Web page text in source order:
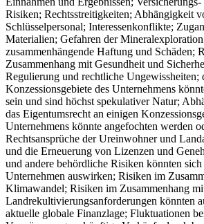
Risiken; Rechtsstreitigkeiten; Abhängigkeit
Schlüsselpersonal; Interessenkonflikte;
Materialien; Gefahren der
zusammenhängende Haftung und Schäden;
Zusammenhang mit Gesundheit und
Regulierung und rechtliche Ungewissheiten;
Konzessionsgebiete des Unternehmens
sein und sind höchst spekulativer Natur;
das Eigentumsrecht an einigen
Unternehmens könnte angefochten werden
Rechtsansprüche der Ureinwohner und
und die Erneuerung von Lizenzen und
und andere behördliche Risiken könnten
Unternehmen auswirken; Risiken im
Klimawandel; Risiken im Zusammenhang
Landrekultivierungsanforderungen könnten
aktuelle globale Finanzlage; Fluktuationen